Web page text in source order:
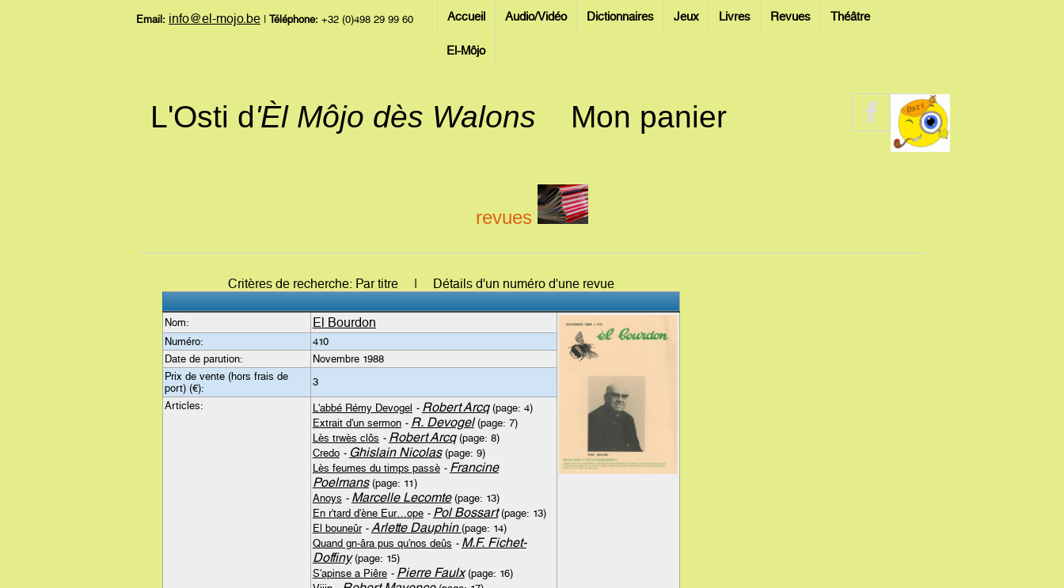
Email: info@el-mojo.be Téléphone: +32 (0)498 29 99 60 Accueil Audio/Vidéo Dictionnaires Jeux Livres Revues Théâtre
El-Môjo
L'Osti d'Èl Môjo dès Walons Mon panier
revues
Critères de recherche: Par titre | Détails d'un numéro d'une revue
Nom: El Bourdon
Numéro:
410
Date de parution:
Novembre 1988
Prix de vente (hors frais de
port) (€):
3
Articles:
L'abbé Rémy Devogel - Robert Arcq(page: 4)
Extrait d'un sermon - R. Devogel(page: 7)
Lès trwès clôs - Robert Arcq(page: 8)
Credo - Ghislain Nicolas(page: 9)
Lès feumes du timps passè - Francine
Poelmans(page: 11)
Anoys - Marcelle Lecomte(page: 13)
En r'tard d'ène Eur…ope - Pol Bossart(page: 13)
El bouneûr - Arlette Dauphin (page: 14)
Quand gn-âra pus qu'nos deûs - M.F. Fichet-
Doffiny(page: 15)
S'apinse a Piêre - Pierre Faulx(page: 16)